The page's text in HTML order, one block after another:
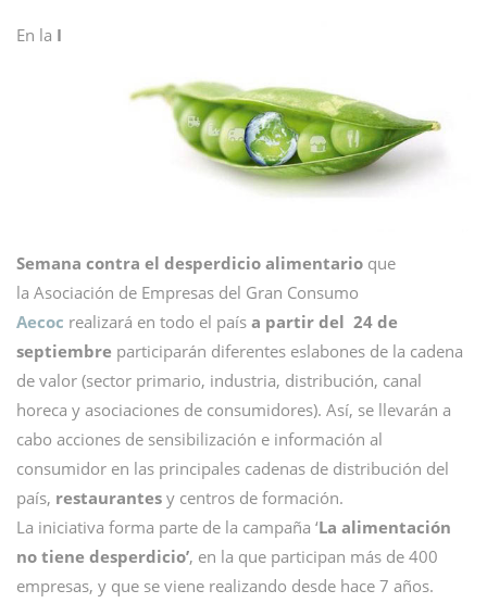
En la I
Semana contra el desperdicio alimentario que
la Asociación de Empresas del Gran Consumo
Aecoc realizará en todo el país a partir del 24 de
septiembre participarán diferentes eslabones de la cadena
de valor (sector primario, industria, distribución, canal
horeca y asociaciones de consumidores). Así, se llevarán a
cabo acciones de sensibilización e información al
consumidor en las principales cadenas de distribución del
país, restaurantes y centros de formación.
La iniciativa forma parte de la campaña ‘La alimentación
no tiene desperdicio’, en la que participan más de 400
empresas, y que se viene realizando desde hace 7 años.